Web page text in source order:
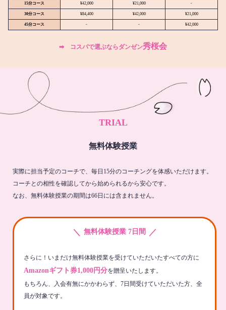
15分コース ¥42,000 ¥21,000 -
30分コース ¥84,400 ¥42,000 ¥21,000
45分コース - - ¥42,000
➡︎ コスパで選ぶならダンゼン秀桜会
TRIAL
無料体験授業
実際に担当予定のコーチで、毎日15分のコーチングを体感いただけます。
コーチとの相性を確認してから始められるから安心です。
なお、無料体験授業の期間は66日には含まれません。
＼ 無料体験授業 7日間 ／
さらに！いまだけ無料体験授業を受けていただいたすべての方に
Amazonギフト券1,000円分を贈呈いたします。
もちろん、入会有無にかかわらず、7日間受けていただいた方、全
員が対象です。